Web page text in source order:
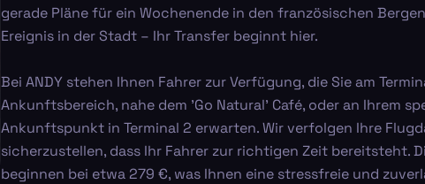
gerade Pläne für ein Wochenende in den französischen
Ereignis in der Stadt – Ihr Transfer beginnt hier.
Bei ANDY stehen Ihnen Fahrer zur Verfügung, die Sie am
Ankunftsbereich, nahe dem 'Go Natural' Café, oder an Ihrem
Ankunftspunkt in Terminal 2 erwarten. Wir verfolgen Ihre
sicherzustellen, dass Ihr Fahrer zur richtigen Zeit bereitsteht.
beginnen bei etwa 279 €, was Ihnen eine stressfreie und